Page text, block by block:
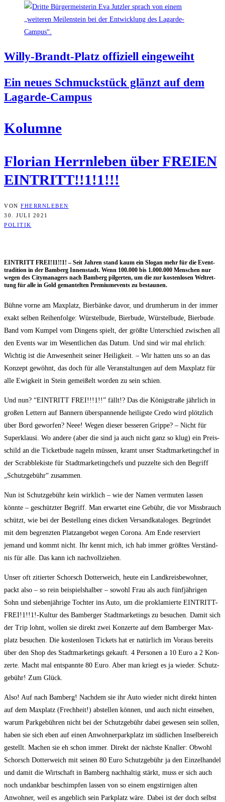
Wil­ly-Brandt-Platz offi­zi­ell eingeweiht
Ein neu­es Schmuck­stück glänzt auf dem
Lagarde-Campus
Kolum­ne
Flo­ri­an Herrn­le­ben über FREIEN
EINTRITT!!1!1!!!
VON FHERRNLEBEN
30. JULI 2021
POLITIK
EINTRITT FREI!11!!1! – Seit Jah­ren stand kaum ein Slo­gan mehr für die Event­
tra­di­ti­on in der Bam­berg Innen­stadt. Wenn 100.000 bis 1.000.000 Men­schen nur
wegen des City­ma­na­gers nach Bam­berg pil­ger­ten, um die zur kos­ten­lo­sen Welt­ret­
tung für alle in Gold geman­tel­ten Pre­mi­ume­vents zu bestaunen.
Büh­ne vor­ne am Max­platz, Bier­bän­ke davor, und drum­her­um in der immer
exakt sel­ben Rei­hen­fol­ge: Würs­tel­bu­de, Bier­bu­de, Würs­tel­bu­de, Bier­bu­de.
Band vom Kum­pel vom Din­gens spielt, der größ­te Unter­schied zwi­schen all
den Events war im Wesent­li­chen das Datum. Und sind wir mal ehr­lich:
Wich­tig ist die Anwe­sen­heit sei­ner Hei­lig­keit. – Wir hat­ten uns so an das
Kon­zept gewöhnt, das doch für alle Ver­an­stal­tun­gen auf dem Max­platz für
alle Ewig­keit in Stein gemei­ßelt wor­den zu sein schien.
Und nun? “EINTRITT FREI!!!1!!” fällt!? Das die König­stra­ße jähr­lich in
gro­ßen Let­tern auf Ban­nern über­span­nen­de hei­ligs­te Cre­do wird plötz­lich
über Bord gewor­fen? Neee! Wegen die­ser bes­se­ren Grip­pe? – Nicht für
Super­klau­si. Wo ande­re (aber die sind ja auch nicht ganz so klug) ein Preis­
schild an die Ticket­bu­de nageln müs­sen, kramt unser Stadt­mar­ke­ting­chef in
der Scrabb­le­kis­te für Stadt­mar­ke­ting­chefs und puz­zel­te sich den Begriff
„Schutz­ge­bühr“ zusammen.
Nun ist Schutz­ge­bühr kein wirk­lich – wie der Namen ver­mu­ten las­sen
könn­te – geschütz­ter Begriff. Man erwar­tet eine Gebühr, die vor Miss­brauch
schützt, wie bei der Bestel­lung eines dicken Ver­sand­ka­ta­lo­ges. Begrün­det
mit dem begrenz­ten Platz­an­ge­bot wegen Coro­na. Am Ende reser­viert
jemand und kommt nicht. Ihr kennt mich, ich hab immer größ­tes Ver­ständ­
nis für alle. Das kann ich nachvollziehen.
Unser oft zitier­ter Schorsch Dot­ter­weich, heu­te ein Land­kreis­be­woh­ner,
packt also – so rein bei­spiels­hal­ber – sowohl Frau als auch fünf­jäh­ri­gen
Sohn und sie­ben­jäh­ri­ge Toch­ter ins Auto, um die pro­kla­mier­te EINTRITT-
FREI!1!!1!-Kultur des Bam­ber­ger Stadt­mar­ke­tings zu besu­chen. Damit sich
der Trip lohnt, wol­len sie direkt zwei Kon­zer­te auf dem Bam­ber­ger Max­
platz besu­chen. Die kos­ten­lo­sen Tickets hat er natür­lich im Vor­aus bereits
über den Shop des Stadt­mar­ke­tings gekauft. 4 Per­so­nen a 10 Euro a 2 Kon­
zer­te. Macht mal ent­spann­te 80 Euro. Aber man kriegt es ja wie­der. Schutz­
ge­bühr! Zum Glück.
Also! Auf nach Bam­berg! Nach­dem sie ihr Auto wie­der nicht direkt hin­ten
auf dem Max­platz (Frech­heit!) abstel­len kön­nen, und auch nicht ein­se­hen,
war­um Park­ge­büh­ren nicht bei der Schutz­ge­bühr dabei gewe­sen sein sol­len,
haben sie sich eben auf einen Anwoh­ner­park­platz im süd­li­chen Insel­be­reich
gestellt. Machen sie eh schon immer. Direkt der nächs­te Knal­ler: Obwohl
Schorsch Dot­ter­weich mit sei­nen 80 Euro Schutz­ge­bühr ja den Ein­zel­han­del
und damit die Wirt­schaft in Bam­berg nach­hal­tig stärkt, muss er sich auch
noch undank­bar beschimp­fen las­sen von so einem eng­stir­ni­gen alten
Anwoh­ner, weil es angeb­lich sein Park­platz wäre. Dabei ist der doch selbst